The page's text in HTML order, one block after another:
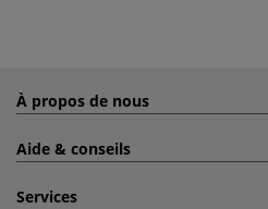
À propos de nous
Aide & conseils
Services